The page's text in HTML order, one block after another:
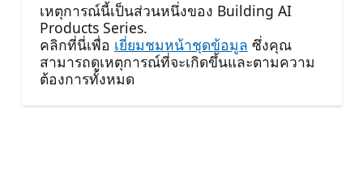
เหตุการณ์นี้เป็นส่วนหนึ่งของ Building AI
Products Series.
คลิกที่นี่เพื่อ เยี่ยมชมหน้าชุดข้อมูล ซึ่งคุณ
สามารถดูเหตุการณ์ที่จะเกิดขึ้นและตามความ
ต้องการทั้งหมด